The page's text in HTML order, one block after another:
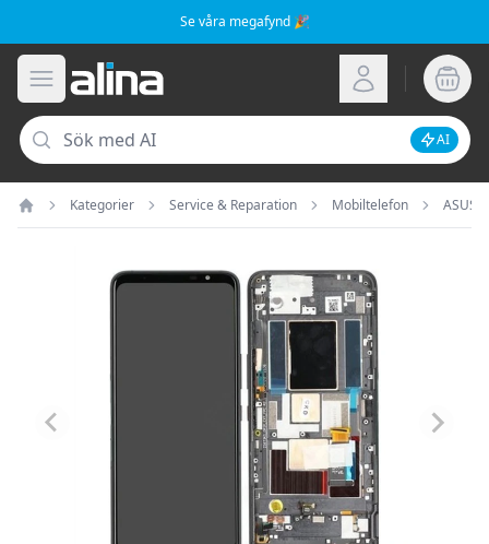
Se våra megafynd 🎉
Öppna meny
Alina.se Logga in
Sök
AI
Hem
Kategorier Service & Reparation Mobiltelefon ASUS